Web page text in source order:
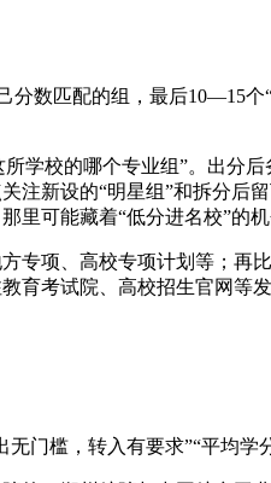
数匹配的组，最后10—15
学校的哪个专业组”。出分
新设的“明星组”和拆分后
里可能藏着“低分进名校”的机
专项、高校专项计划等；再
育考试院、高校招生官网等
门槛，转入有要求”“平均学